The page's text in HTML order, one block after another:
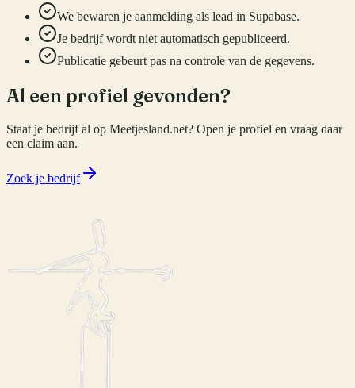
We bewaren je aanmelding als lead in Supabase.
Je bedrijf wordt niet automatisch gepubliceerd.
Publicatie gebeurt pas na controle van de gegevens.
Al een profiel gevonden?
Staat je bedrijf al op Meetjesland.net? Open je profiel en vraag daar
een claim aan.
Zoek je bedrijf